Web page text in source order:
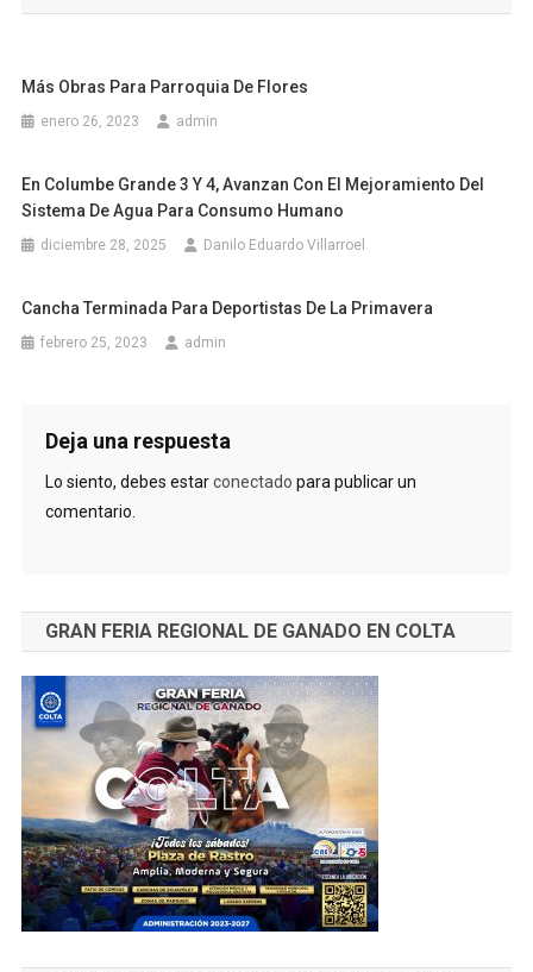
entradas
Más Obras Para Parroquia De Flores
enero 26, 2023 admin
En Columbe Grande 3 Y 4, Avanzan Con El Mejoramiento Del
Sistema De Agua Para Consumo Humano
diciembre 28, 2025 Danilo Eduardo Villarroel
Cancha Terminada Para Deportistas De La Primavera
febrero 25, 2023 admin
Deja una respuesta
Lo siento, debes estarconectado para publicar un
comentario.
GRAN FERIA REGIONAL DE GANADO EN COLTA